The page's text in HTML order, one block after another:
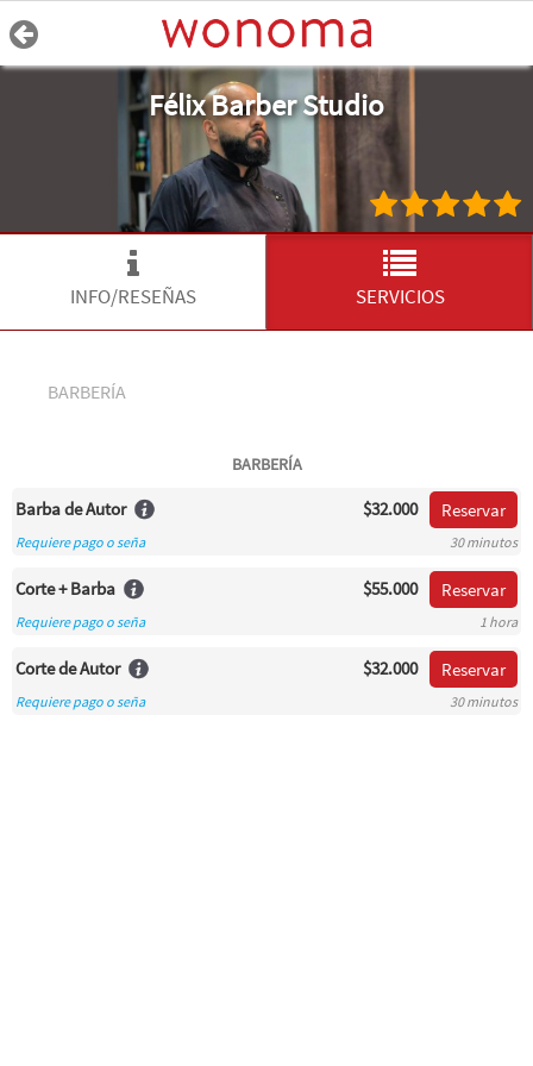
Félix Barber Studio
INFO/RESEÑAS SERVICIOS
BARBERÍA
BARBERÍA
Barba de Autor $32.000 Reservar
Requiere pago o seña 30 minutos
Corte + Barba $55.000 Reservar
Requiere pago o seña 1 hora
Corte de Autor $32.000 Reservar
Requiere pago o seña 30 minutos